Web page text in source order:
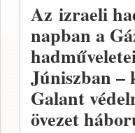
Az izraeli
napban a
Júniszban –
Galant
övezet